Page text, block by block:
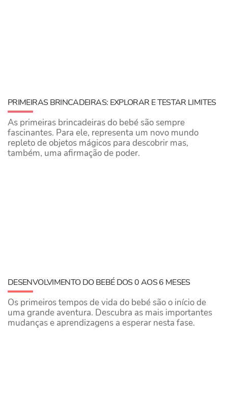
PRIMEIRAS BRINCADEIRAS: EXPLORAR E TESTAR LIMITES
As primeiras brincadeiras do bebé são sempre
fascinantes. Para ele, representa um novo mundo
repleto de objetos mágicos para descobrir mas,
também, uma afirmação de poder.
DESENVOLVIMENTO DO BEBÉ DOS 0 AOS 6 MESES
Os primeiros tempos de vida do bebé são o início de
uma grande aventura. Descubra as mais importantes
mudanças e aprendizagens a esperar nesta fase.